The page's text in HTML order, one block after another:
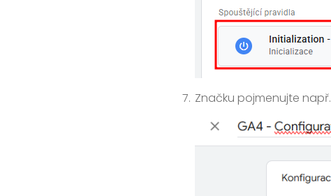
Značku pojmenujte např.